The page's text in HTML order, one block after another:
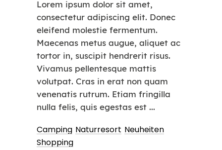
Lorem ipsum dolor sit amet,
consectetur adipiscing elit. Donec
eleifend molestie fermentum.
Maecenas metus augue, aliquet ac
tortor in, suscipit hendrerit risus.
Vivamus pellentesque mattis
volutpat. Cras in erat non quam
venenatis rutrum. Etiam fringilla
nulla felis, quis egestas est
Camping Naturresort Neuheiten
Shopping